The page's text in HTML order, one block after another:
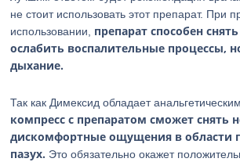
не стоит использовать этот препарат. При
использовании, препарат способен
ослабить воспалительные процессы,
дыхание.
Так как Димексид обладает
компресс с препаратом сможет снять
дискомфортные ощущения в области
пазух. Это обязательно окажет